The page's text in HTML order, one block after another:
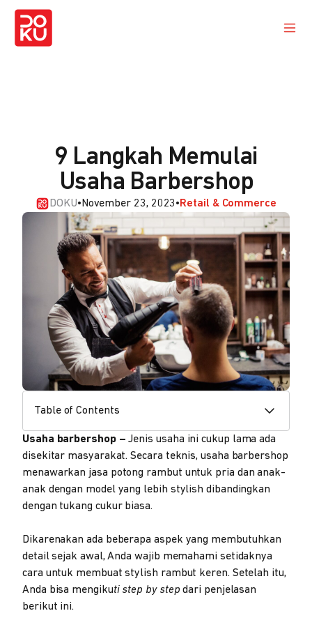
9 Langkah Memulai
Usaha Barbershop
DOKU• November 23, 2023•Retail & Commerce
Table of Contents
Usaha barbershop –Jenis usaha ini cukup lama ada
disekitar masyarakat. Secara teknis, usaha barbershop
menawarkan jasa potong rambut untuk pria dan anak-
anak dengan model yang lebih stylish dibandingkan
dengan tukang cukur biasa.
Dikarenakan ada beberapa aspek yang membutuhkan
detail sejak awal, Anda wajib memahami setidaknya
cara untuk membuat stylish rambut keren. Setelah itu,
Anda bisa mengikuti step by stepdari penjelasan
berikut ini.